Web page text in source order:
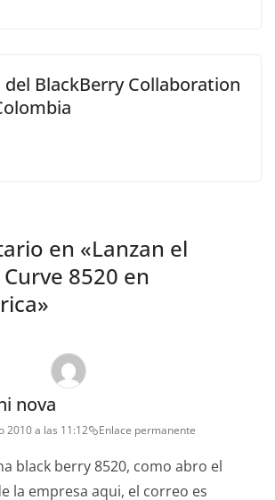
del BlackBerry Collaboration
en «Lanzan el
8520 en
»
nova
2010 a las 11:12 Enlace permanente
black berry 8520, como abro el
la empresa aqui, el correo es